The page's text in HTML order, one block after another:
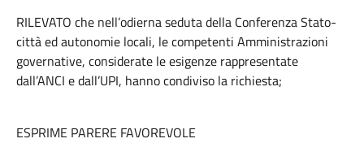
RILEVATO che nell’odierna seduta della Conferenza Stato-
città ed autonomie locali, le competenti Amministrazioni
governative, considerate le esigenze rappresentate
dall’ANCI e dall’UPI, hanno condiviso la richiesta;
ESPRIME PARERE FAVOREVOLE